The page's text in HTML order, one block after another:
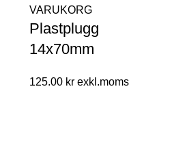
VARUKORG
Plastplugg
14x70mm
125.00 kr